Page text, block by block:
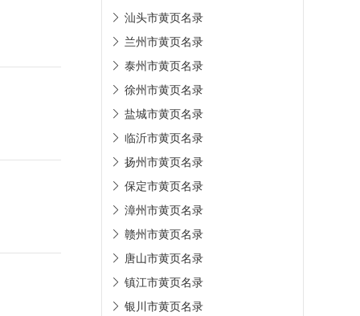
汕头市黄页名录
兰州市黄页名录
泰州市黄页名录
徐州市黄页名录
盐城市黄页名录
临沂市黄页名录
扬州市黄页名录
保定市黄页名录
漳州市黄页名录
赣州市黄页名录
唐山市黄页名录
镇江市黄页名录
银川市黄页名录